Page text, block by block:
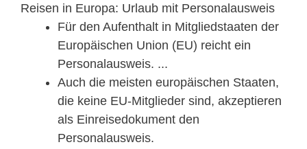
Reisen in Europa: Urlaub mit Personalausweis
Für den Aufenthalt in Mitgliedstaaten der
Europäischen Union (EU) reicht ein
Personalausweis. ...
Auch die meisten europäischen Staaten,
die keine EU-Mitglieder sind, akzeptieren
als Einreisedokument den
Personalausweis.